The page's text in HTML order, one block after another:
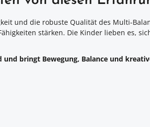
und die robuste Qualität des Multi-
stärken. Die Kinder lieben es,
und bringt Bewegung, Balance und